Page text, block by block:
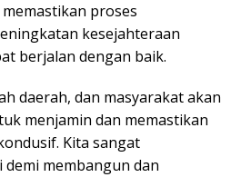
proses
kesejahteraan
berjalan dengan baik.
daerah, dan masyarakat akan
menjamin dan memastikan
Kita sangat
membangun dan